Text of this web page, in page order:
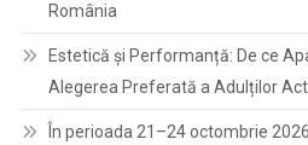
România
Estetică și Performanță: De ce
Alegerea Preferată a Adulților
În perioada 21–24 octombrie